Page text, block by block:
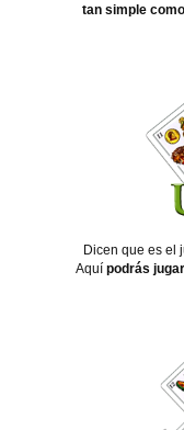
tan simple
Dicen que es el
Aquí podrás